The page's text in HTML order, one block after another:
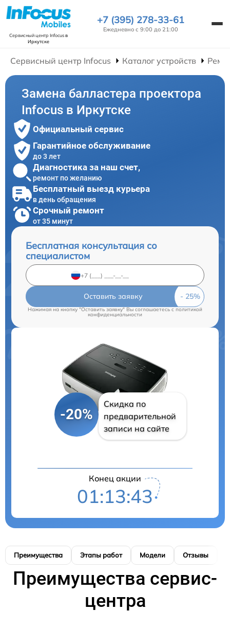
Сервисный центр Infocusв
Иркутске
+7 (395) 278-33-61
Ежедневно с 9:00 до 21:00
Сервисный центр Infocus Каталог устройств
Замена балластера проектора
Infocus в Иркутске
Официальный сервис
Гарантийное обслуживание
до 3 лет
Диагностика за наш счет,
ремонт по желанию
Бесплатный выезд курьера
в день обращения
Срочный ремонт
от 35 минут
Бесплатная консультация со
специалистом
Оставить заявку
Нажимая на кнопку "Оставить заявку" Вы соглашаетесь c политикой
конфиденциальности
-20%
Скидка по
предварительной
записи на сайте
Конец акции
01:13:42
Преимущества Этапы работ Модели Отзывы
Преимущества сервис-
центра